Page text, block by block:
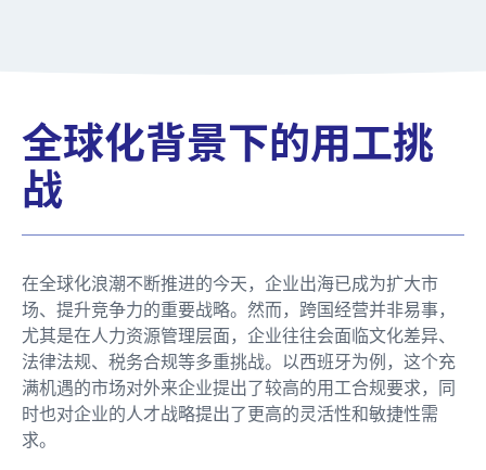
全球化背景下的用工挑
战
在全球化浪潮不断推进的今天，企业出海已成为扩大市
场、提升竞争力的重要战略。然而，跨国经营并非易事，
尤其是在人力资源管理层面，企业往往会面临文化差异、
法律法规、税务合规等多重挑战。以西班牙为例，这个充
满机遇的市场对外来企业提出了较高的用工合规要求，同
时也对企业的人才战略提出了更高的灵活性和敏捷性需
求。